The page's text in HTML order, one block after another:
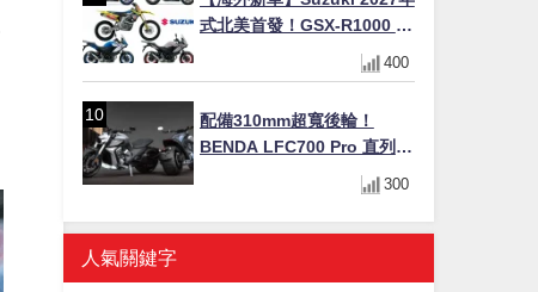
式北美首發！GSX-R1000 40
週年紀念×SV-7GX新款跨界
車×RM-Z450 Ken Roczen
400
配備310mm超寬後輪！
BENDA LFC700 Pro 直列四
缸巡航車挑戰歐洲市場
300
人氣關鍵字